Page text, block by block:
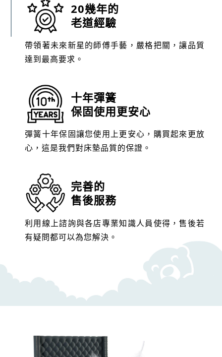
20幾年的
老道經驗
帶領著未來新星的師傅手藝，嚴格把關，讓品質
達到最高要求。
十年彈簧
保固使用更安心
彈簧十年保固讓您使用上更安心，購買起來更放
心，這是我們對床墊品質的保證。
完善的
售後服務
利用線上諮詢與各店專業知識人員使得，售後若
有疑問都可以為您解決。